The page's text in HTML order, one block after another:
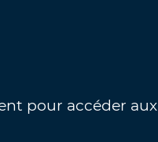
pour accéder aux